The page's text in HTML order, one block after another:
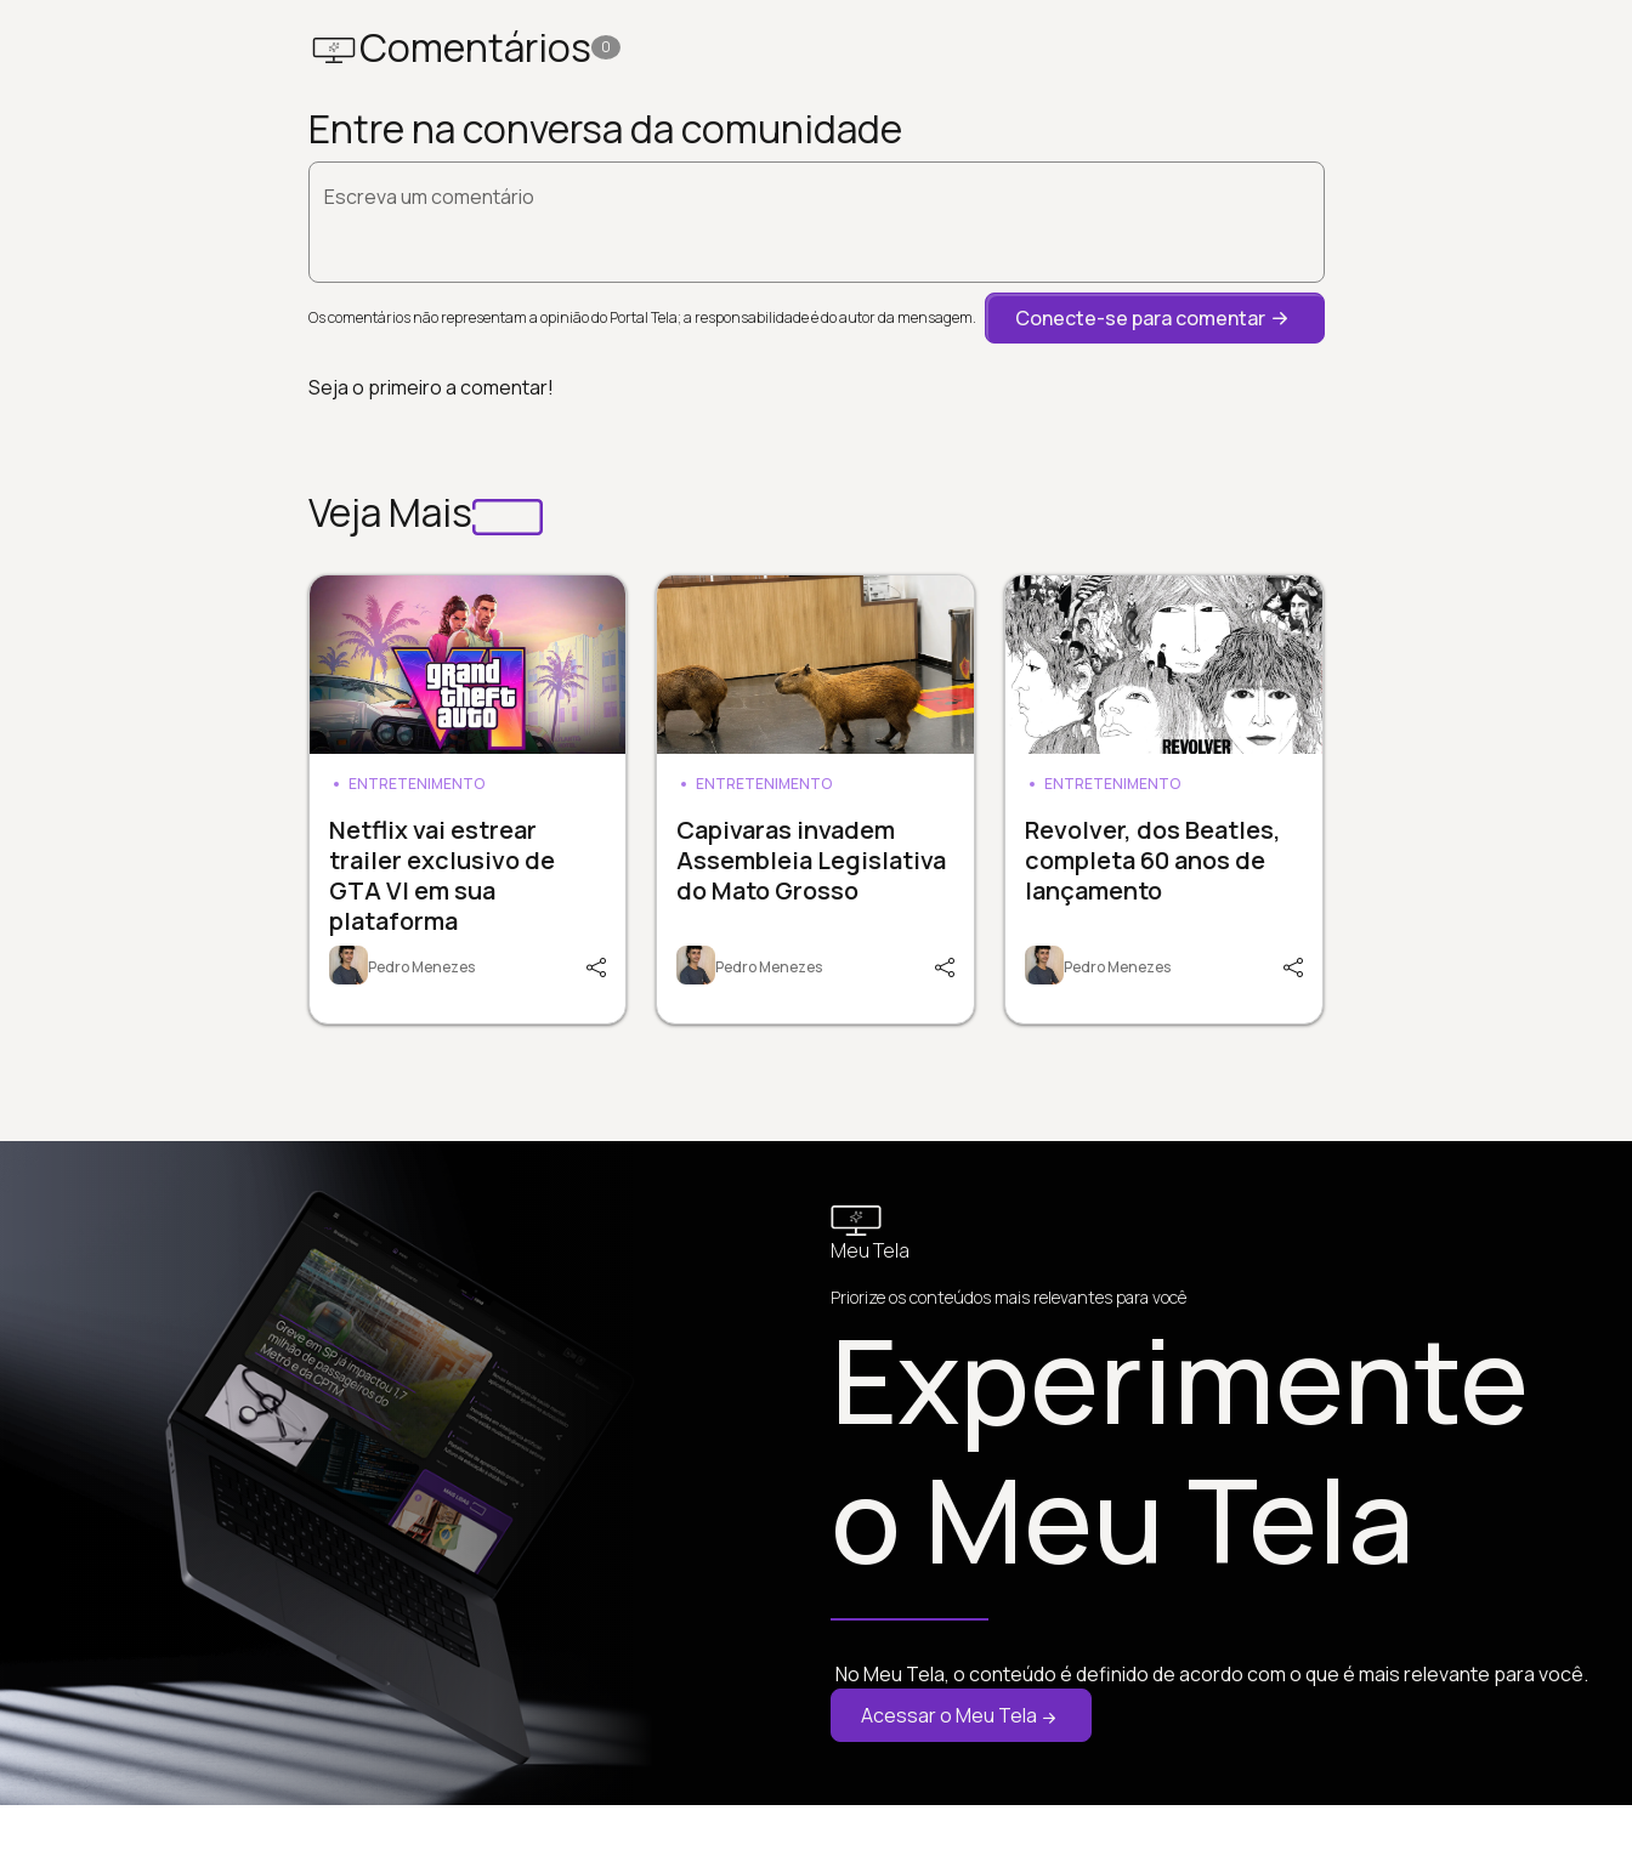
Comentários 0
Entre na conversa da comunidade
Escreva um comentário
Os comentários não representam a opinião do Portal Tela; a responsabilidade é do autor da mensagem. Conecte-se para comentar
Seja o primeiro a comentar!
Veja Mais
ENTRETENIMENTO
Netflix vai estrear
trailer exclusivo de
GTA VI em sua
plataforma
Pedro Menezes
ENTRETENIMENTO
Capivaras invadem
Assembleia Legislativa
do Mato Grosso
Pedro Menezes
ENTRETENIMENTO
Revolver, dos Beatles,
completa 60 anos de
lançamento
Pedro Menezes
Meu Tela
Priorize os conteúdos mais relevantes para você
Experimente
o Meu Tela
No Meu Tela, o conteúdo é definido de acordo com o que é mais relevante para você.
Acessar o Meu Tela